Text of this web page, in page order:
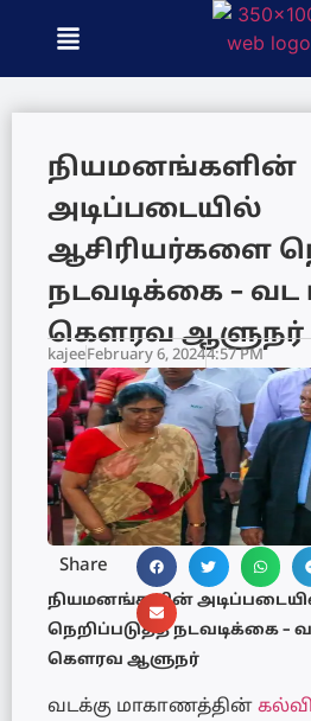
நியமனங்களின்
அடிப்படையில்
ஆசிரியர்களை
நடவடிக்கை –
கௌரவ ஆளுநர்
kajeeFebruary 6, 20244:57 PM
Share
நியமனங்களின்
நெறிப்படுத்த நடவடிக்கை –
கௌரவ ஆளுநர்
வடக்கு மாகாணத்தின் கல்வி